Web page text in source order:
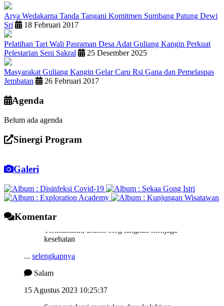
Arya Wedakarna Tanda Tangani Komitmen Sumbang Patung Dewi
Sri
18 Februari 2017
Pelatihan Tari Wali Pasraman Desa Adat Guliang Kangin Perkuat
Pelestarian Seni Sakral
25 Desember 2025
Masyarakat Guliang Kangin Gelar Caru Rsi Gana dan Pemelaspas
Jembatan
26 Februari 2017
Agenda
Belum ada agenda
Sinergi Program
Galeri
Komentar
kesehatan